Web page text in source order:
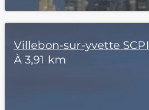
Villebon-sur-yvette SCPI
À 3,91 km